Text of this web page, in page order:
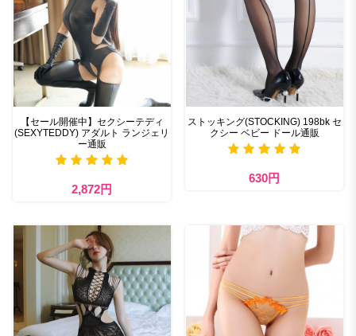
【セール開催中】セクシーテディ
(SEXYTEDDY) アダルト ランジェリ
ー通販
2,872円
ストッキング(STOCKING) 198bk セ
クシー ベビー ドール通販
630円